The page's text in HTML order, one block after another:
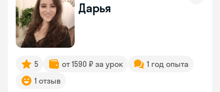
Дарья
5 от 1590 ₽ за урок
1 год опыта
1 отзыв